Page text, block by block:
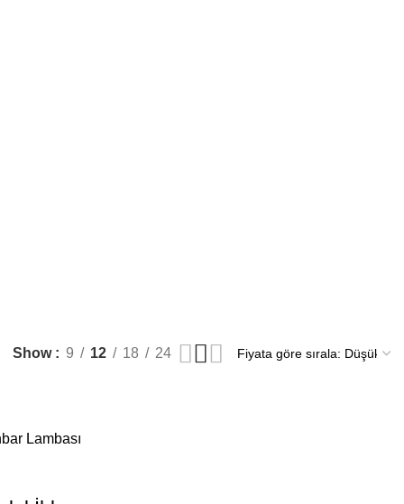
Show 9 12 18 24